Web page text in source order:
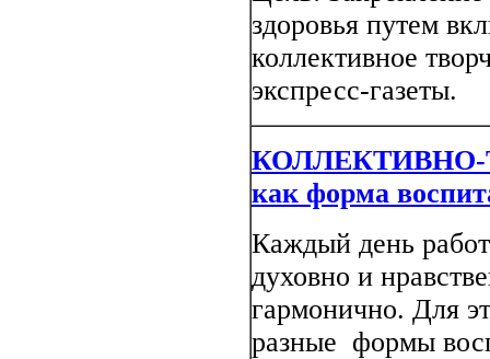
здоровья путем
коллективное
экспресс-газеты.
как форма
Каждый день
духовно и
гармонично. Для
разные формы